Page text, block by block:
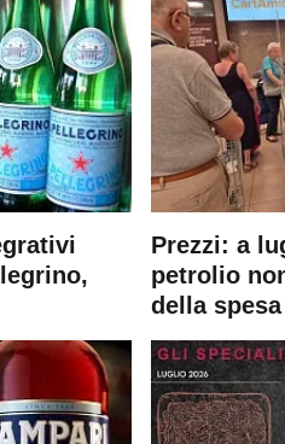
Prezzi: a
petrolio
della spesa